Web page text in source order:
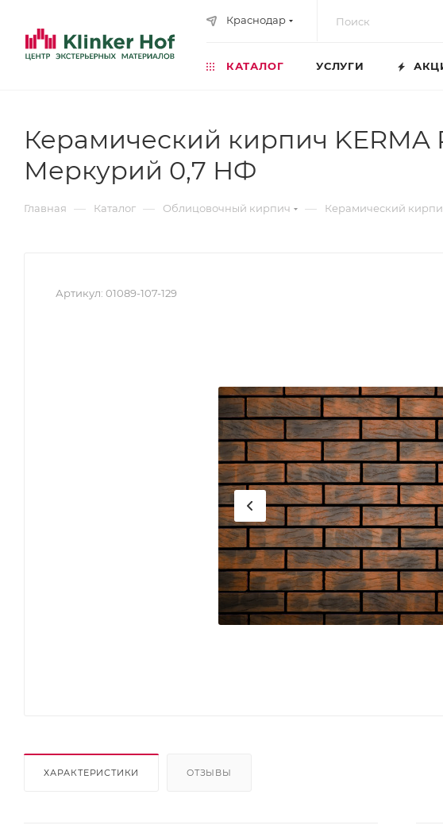
Краснодар
КАТАЛОГ УСЛУГИ
Керамический кирпич
Меркурий 0,7 НФ
Главная — Каталог — Облицовочный кирпич — Керамический
Артикул: 01089-107-129
ХАРАКТЕРИСТИКИ ОТЗЫВЫ